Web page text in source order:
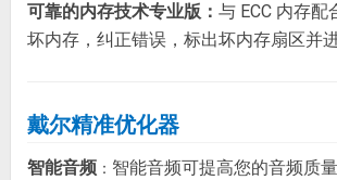
可靠的内存技术专业版： 与 ECC 内存配
坏内存，纠正错误，标出坏内存扇区并进
戴尔精准优化器
智能音频 ： 智能音频可提高您的音频质